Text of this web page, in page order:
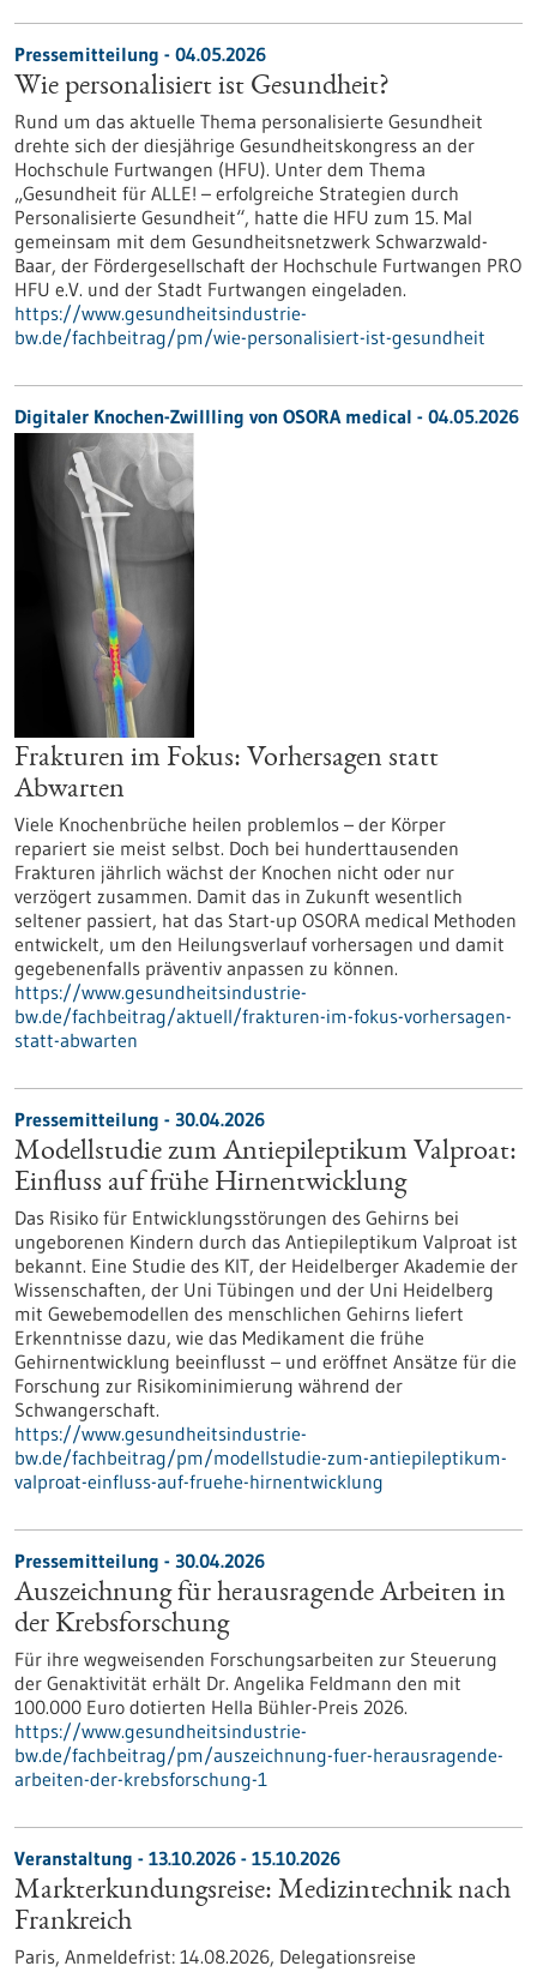
Pressemitteilung - 04.05.2026
Wie personalisiert ist Gesundheit?
Rund um das aktuelle Thema personalisierte Gesundheit
drehte sich der diesjährige Gesundheitskongress an der
Hochschule Furtwangen (HFU). Unter dem Thema
„Gesundheit für ALLE! – erfolgreiche Strategien durch
Personalisierte Gesundheit“, hatte die HFU zum 15. Mal
gemeinsam mit dem Gesundheitsnetzwerk Schwarzwald-
Baar, der Fördergesellschaft der Hochschule Furtwangen PRO
HFU e.V. und der Stadt Furtwangen eingeladen.
https://www.gesundheitsindustrie-
bw.de/fachbeitrag/pm/wie-personalisiert-ist-gesundheit
Digitaler Knochen-Zwillling von OSORA medical - 04.05.2026
Frakturen im Fokus: Vorhersagen statt
Abwarten
Viele Knochenbrüche heilen problemlos – der Körper
repariert sie meist selbst. Doch bei hunderttausenden
Frakturen jährlich wächst der Knochen nicht oder nur
verzögert zusammen. Damit das in Zukunft wesentlich
seltener passiert, hat das Start-up OSORA medical Methoden
entwickelt, um den Heilungsverlauf vorhersagen und damit
gegebenenfalls präventiv anpassen zu können.
https://www.gesundheitsindustrie-
bw.de/fachbeitrag/aktuell/frakturen-im-fokus-vorhersagen-
statt-abwarten
Pressemitteilung - 30.04.2026
Modellstudie zum Antiepileptikum Valproat:
Einfluss auf frühe Hirnentwicklung
Das Risiko für Entwicklungsstörungen des Gehirns bei
ungeborenen Kindern durch das Antiepileptikum Valproat ist
bekannt. Eine Studie des KIT, der Heidelberger Akademie der
Wissenschaften, der Uni Tübingen und der Uni Heidelberg
mit Gewebemodellen des menschlichen Gehirns liefert
Erkenntnisse dazu, wie das Medikament die frühe
Gehirnentwicklung beeinflusst – und eröffnet Ansätze für die
Forschung zur Risikominimierung während der
Schwangerschaft.
https://www.gesundheitsindustrie-
bw.de/fachbeitrag/pm/modellstudie-zum-antiepileptikum-
valproat-einfluss-auf-fruehe-hirnentwicklung
Pressemitteilung - 30.04.2026
Auszeichnung für herausragende Arbeiten in
der Krebsforschung
Für ihre wegweisenden Forschungsarbeiten zur Steuerung
der Genaktivität erhält Dr. Angelika Feldmann den mit
100.000 Euro dotierten Hella Bühler-Preis 2026.
https://www.gesundheitsindustrie-
bw.de/fachbeitrag/pm/auszeichnung-fuer-herausragende-
arbeiten-der-krebsforschung-1
Veranstaltung - 13.10.2026 - 15.10.2026
Markterkundungsreise: Medizintechnik nach
Frankreich
Paris, Anmeldefrist: 14.08.2026, Delegationsreise